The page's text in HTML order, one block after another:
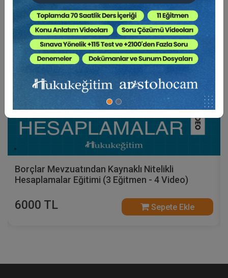
Hukuk Eğitim
Borçlar Mevzuatından Kaynaklı Nitelikli
Hesaplamalar Eğitimi (3 Eğitmen - 4 Video)
6000 TL Sepete Ekle